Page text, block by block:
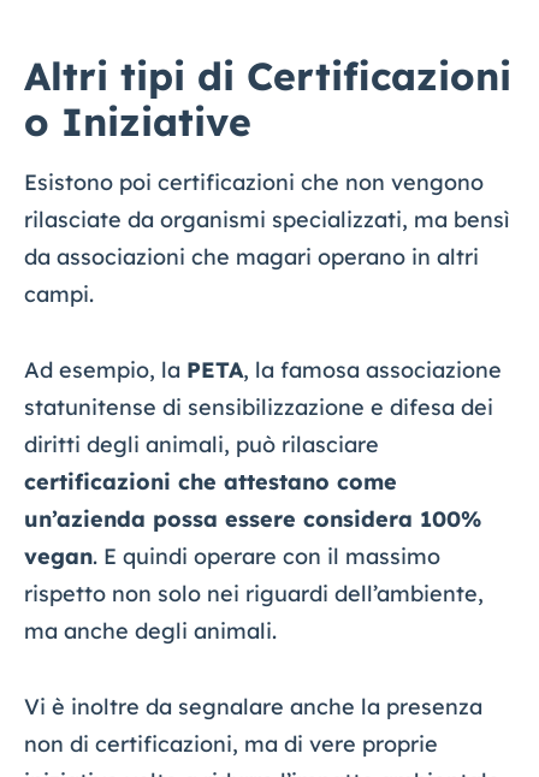
Altri tipi di Certificazioni
o Iniziative
Esistono poi certificazioni che non vengono
rilasciate da organismi specializzati, ma bensì
da associazioni che magari operano in altri
campi.
Ad esempio, la PETA, la famosa associazione
statunitense di sensibilizzazione e difesa dei
diritti degli animali, può rilasciare
certificazioni che attestano come
un’azienda possa essere considera 100%
vegan. E quindi operare con il massimo
rispetto non solo nei riguardi dell’ambiente,
ma anche degli animali.
Vi è inoltre da segnalare anche la presenza
non di certificazioni, ma di vere proprie